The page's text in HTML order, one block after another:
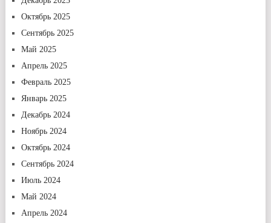
Октябрь 2025
Сентябрь 2025
Май 2025
Апрель 2025
Февраль 2025
Январь 2025
Декабрь 2024
Ноябрь 2024
Октябрь 2024
Сентябрь 2024
Июль 2024
Май 2024
Апрель 2024